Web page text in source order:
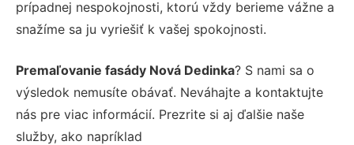
prípadnej nespokojnosti, ktorú vždy berieme vážne a
snažíme sa ju vyriešiť k vašej spokojnosti.
Premaľovanie fasády Nová Dedinka? S nami sa o
výsledok nemusíte obávať. Neváhajte a kontaktujte
nás pre viac informácií. Prezrite si aj ďalšie naše
služby, ako napríklad